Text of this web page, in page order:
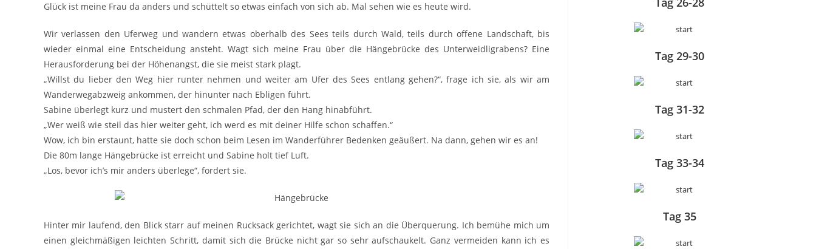
Glück ist meine Frau da anders und schüttelt so etwas einfach von sich ab. Mal sehen wie es heute wird.
Wir verlassen den Uferweg und wandern etwas oberhalb des Sees teils durch Wald, teils durch offene Landschaft, bis
wieder einmal eine Entscheidung ansteht. Wagt sich meine Frau über die Hängebrücke des Unterweidligrabens? Eine
Herausforderung bei der Höhenangst, die sie meist stark plagt.
„Willst du lieber den Weg hier runter nehmen und weiter am Ufer des Sees entlang gehen?“, frage ich sie, als wir am
Wanderwegabzweig ankommen, der hinunter nach Ebligen führt.
Sabine überlegt kurz und mustert den schmalen Pfad, der den Hang hinabführt.
„Wer weiß wie steil das hier weiter geht, ich werd es mit deiner Hilfe schon schaffen.“
Wow, ich bin erstaunt, hatte sie doch schon beim Lesen im Wanderführer Bedenken geäußert. Na dann, gehen wir es an!
Die 80m lange Hängebrücke ist erreicht und Sabine holt tief Luft.
„Los, bevor ich’s mir anders überlege“, fordert sie.
Hinter mir laufend, den Blick starr auf meinen Rucksack gerichtet, wagt sie sich an die Überquerung. Ich bemühe mich um
einen gleichmäßigen leichten Schritt, damit sich die Brücke nicht gar so sehr aufschaukelt. Ganz vermeiden kann ich es
Tag 29-30
Tag 31-32
Tag 33-34
Tag 35